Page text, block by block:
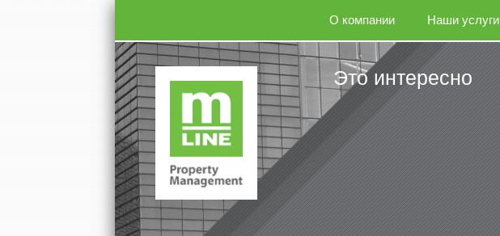
О компании Наши услуги
Это интересно